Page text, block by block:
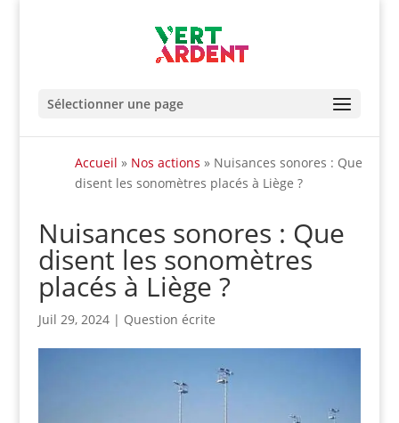
Sélectionner une page
Accueil » Nos actions » Nuisances sonores : Que
disent les sonomètres placés à Liège ?
Nuisances sonores : Que
disent les sonomètres
placés à Liège ?
Juil 29, 2024| Question écrite